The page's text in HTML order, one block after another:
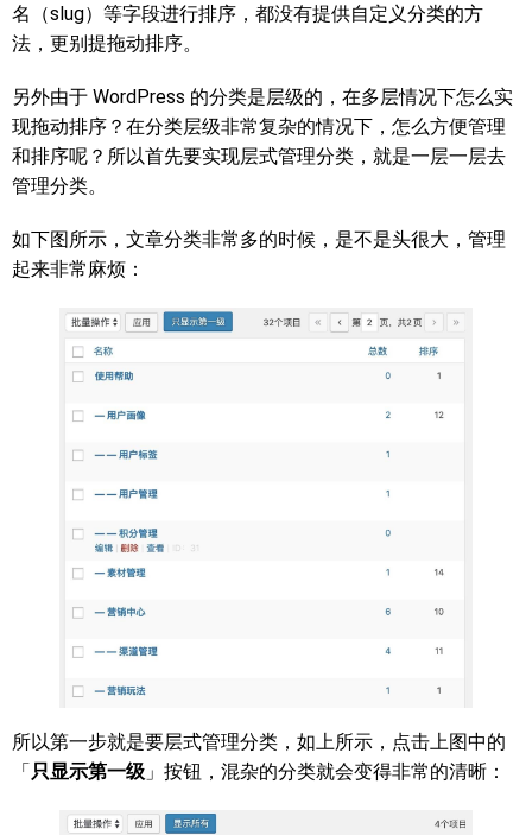
名（slug）等字段进行排序，都没有提供自定义分类的方
法，更别提拖动排序。
另外由于 WordPress 的分类是层级的，在多层情况下怎么实
现拖动排序？在分类层级非常复杂的情况下，怎么方便管理
和排序呢？所以首先要实现层式管理分类，就是一层一层去
管理分类。
如下图所示，文章分类非常多的时候，是不是头很大，管理
起来非常麻烦：
所以第一步就是要层式管理分类，如上所示，点击上图中的
「只显示第一级 」按钮，混杂的分类就会变得非常的清晰：